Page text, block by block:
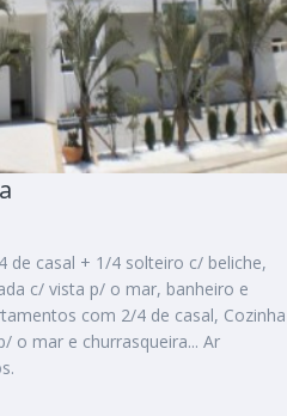
de casal + 1/4 solteiro c/ beliche,
c/ vista p/ o mar, banheiro e
com 2/4 de casal, Cozinha
o mar e churrasqueira... Ar